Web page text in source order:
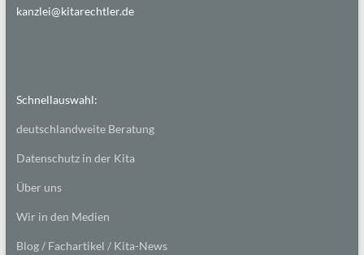
kanzlei@kitarechtler.de
Schnellauswahl:
deutschlandweite Beratung
Datenschutz in der Kita
Über uns
Wir in den Medien
Blog / Fachartikel / Kita-News